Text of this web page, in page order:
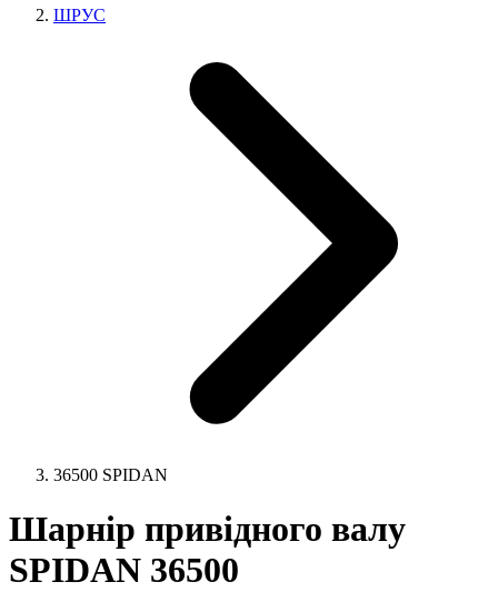
ШРУС
36500 SPIDAN
Шарнір привідного валу
SPIDAN 36500